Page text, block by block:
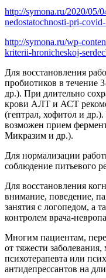
http://symona.ru/2020/05/
nedostatochnosti-pri-
http://symona.ru/wp-
kriterii-hronicheskoj-
Для восстановления
пробиотиков в течение
др.). При длительно
крови АЛТ и АСТ
(гептрал, хофитол и
возможен прием
Микразим и др.).
Для нормализации
соблюдение питьевого
Для восстановления
внимание, поведение,
занятия с логопедом, а
контролем врача-
Многим пациентам,
от тяжести
психотерапевта или
антидепрессантов на